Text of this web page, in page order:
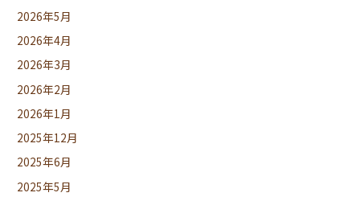
2026年5月
2026年4月
2026年3月
2026年2月
2026年1月
2025年12月
2025年6月
2025年5月